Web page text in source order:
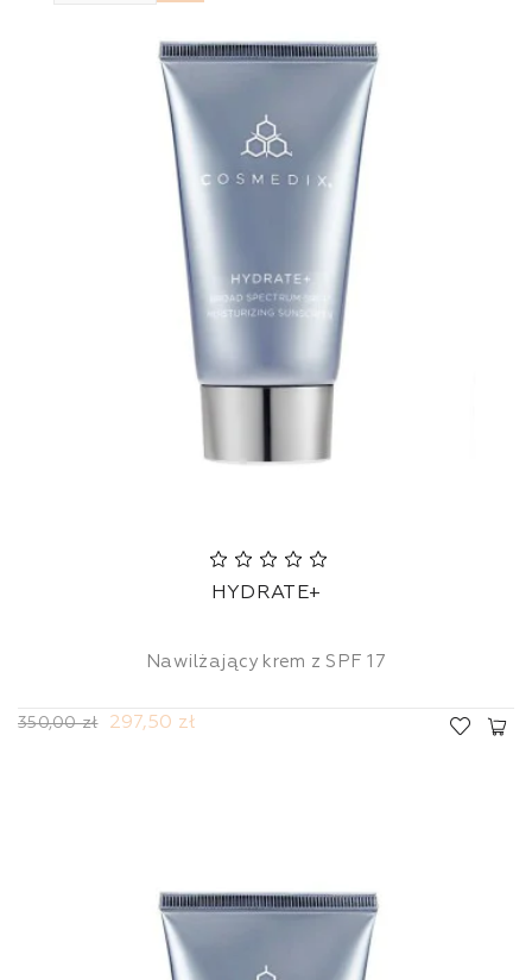
HYDRATE+
Nawilżający krem z SPF 17
350,00 zł 297,50 zł